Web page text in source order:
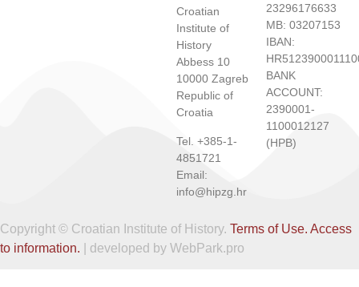
Croatian
Institute of
History
Abbess 10
10000 Zagreb
Republic of
Croatia
Tel. +385-1-
4851721
Email:
info@hipzg.hr
23296176633
MB: 03207153
IBAN:
BANK
ACCOUNT:
2390001-
1100012127
(HPB)
Copyright © Croatian Institute of History. Terms of Use. Access
to information. | developed by WebPark.pro